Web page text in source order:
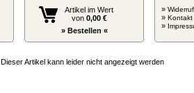
Artikel im Wert
von 0,00 €
» Bestellen «
»
» Kontakt
»
Dieser Artikel kann leider nicht angezeigt werden